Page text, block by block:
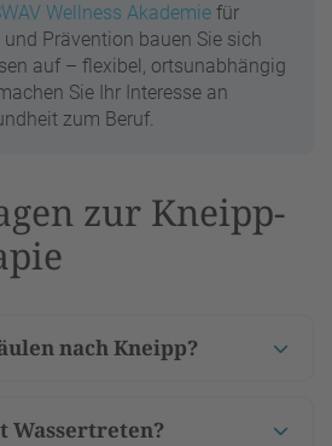
Wellness Akademie für
Prävention bauen Sie sich
auf – flexibel, ortsunabhängig
Sie Ihr Interesse an
zum Beruf.
zur Kneipp-
nach Kneipp?